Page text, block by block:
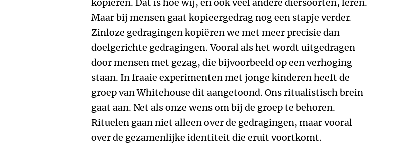
kopiëren. Dat is hoe wij, en ook veel andere diersoorten, leren.
Maar bij mensen gaat kopieergedrag nog een stapje verder.
Zinloze gedragingen kopiëren we met meer precisie dan
doelgerichte gedragingen. Vooral als het wordt uitgedragen
door mensen met gezag, die bijvoorbeeld op een verhoging
staan. In fraaie experimenten met jonge kinderen heeft de
groep van Whitehouse dit aangetoond. Ons ritualistisch brein
gaat aan. Net als onze wens om bij de groep te behoren.
Rituelen gaan niet alleen over de gedragingen, maar vooral
over de gezamenlijke identiteit die eruit voortkomt.